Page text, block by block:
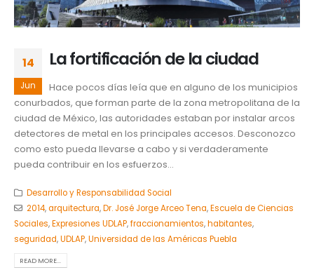
14
Jun
La fortificación de la ciudad
Hace pocos días leía que en alguno de los municipios
conurbados, que forman parte de la zona metropolitana de la
ciudad de México, las autoridades estaban por instalar arcos
detectores de metal en los principales accesos. Desconozco
como esto pueda llevarse a cabo y si verdaderamente
pueda contribuir en los esfuerzos...
Desarrollo y Responsabilidad Social
2014,arquitectura,Dr. José Jorge Arceo Tena,Escuela de Ciencias
Sociales,Expresiones UDLAP,fraccionamientos,habitantes,
seguridad,UDLAP,Universidad de las Américas Puebla
READ MORE...